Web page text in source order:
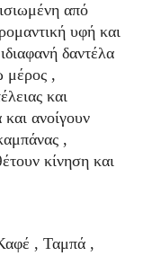
από
υφή και
δαντέλα
μέρος ,
και
και ανοίγουν
,
κίνηση και
, Ταμπά ,